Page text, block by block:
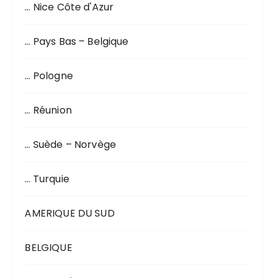
… Nice Côte d'Azur
… Pays Bas – Belgique
… Pologne
… Réunion
… Suède – Norvège
… Turquie
AMERIQUE DU SUD
BELGIQUE